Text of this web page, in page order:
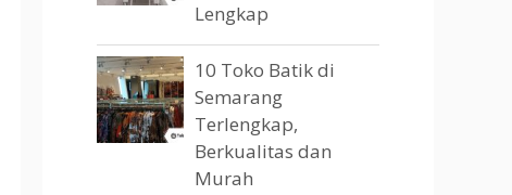
Lengkap
10 Toko Batik di
Semarang
Terlengkap,
Berkualitas dan
Murah